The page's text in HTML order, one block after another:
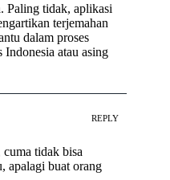
Paling tidak, aplikasi
terjemahan
dalam proses
Indonesia atau asing
REPLY
tidak bisa
apalagi buat orang